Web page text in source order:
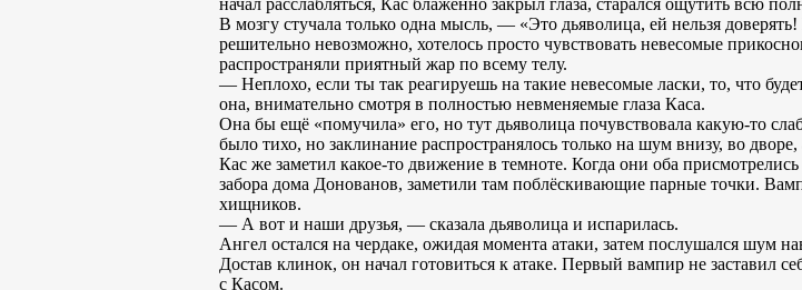
начал расслабляться, Кас блаженно закрыл глаза, старался ощутить всю
В мозгу стучала только одна мысль, — «Это дьяволица, ей нельзя
решительно невозможно, хотелось просто чувствовать невесомые
распространяли приятный жар по всему телу.
— Неплохо, если ты так реагируешь на такие невесомые ласки, то, что
она, внимательно смотря в полностью невменяемые глаза Каса.
Она бы ещё «помучила» его, но тут дьяволица почувствовала какую-то
было тихо, но заклинание распространялось только на шум внизу, во
Кас же заметил какое-то движение в темноте. Когда они оба
забора дома Донованов, заметили там поблёскивающие парные точки.
хищников.
— А вот и наши друзья, — сказала дьяволица и испарилась.
Ангел остался на чердаке, ожидая момента атаки, затем послушался шум
Достав клинок, он начал готовиться к атаке. Первый вампир не заставил
с Касом.